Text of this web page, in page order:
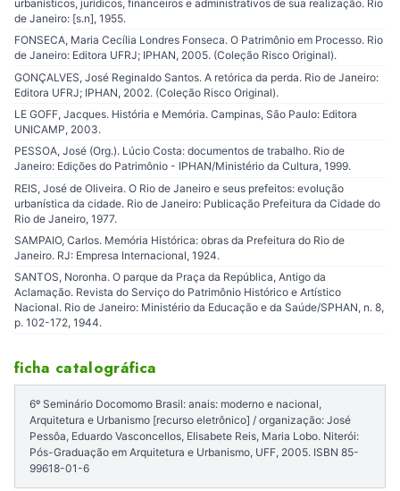
urbanísticos, jurídicos, financeiros e administrativos de sua realização. Rio
de Janeiro: [s.n], 1955.
FONSECA, Maria Cecília Londres Fonseca. O Patrimônio em Processo. Rio
de Janeiro: Editora UFRJ; IPHAN, 2005. (Coleção Risco Original).
GONÇALVES, José Reginaldo Santos. A retórica da perda. Rio de Janeiro:
Editora UFRJ; IPHAN, 2002. (Coleção Risco Original).
LE GOFF, Jacques. História e Memória. Campinas, São Paulo: Editora
UNICAMP, 2003.
PESSOA, José (Org.). Lúcio Costa: documentos de trabalho. Rio de
Janeiro: Edições do Patrimônio - IPHAN/Ministério da Cultura, 1999.
REIS, José de Oliveira. O Rio de Janeiro e seus prefeitos: evolução
urbanística da cidade. Rio de Janeiro: Publicação Prefeitura da Cidade do
Rio de Janeiro, 1977.
SAMPAIO, Carlos. Memória Histórica: obras da Prefeitura do Rio de
Janeiro. RJ: Empresa Internacional, 1924.
SANTOS, Noronha. O parque da Praça da República, Antigo da
Aclamação. Revista do Serviço do Patrimônio Histórico e Artístico
Nacional. Rio de Janeiro: Ministério da Educação e da Saúde/SPHAN, n. 8,
p. 102-172, 1944.
ficha catalográfica
6º Seminário Docomomo Brasil: anais: moderno e nacional,
Arquitetura e Urbanismo [recurso eletrônico] / organização: José
Pessôa, Eduardo Vasconcellos, Elisabete Reis, Maria Lobo. Niterói:
Pós-Graduação em Arquitetura e Urbanismo, UFF, 2005. ISBN 85-
99618-01-6